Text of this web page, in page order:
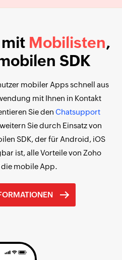
Mobilisten,
SDK
mobiler Apps schnell aus
mit Ihnen in Kontakt
Sie den Chatsupport
Sie durch Einsatz von
SDK, der für Android, iOS
ist, alle Vorteile von Zoho
die mobile App.